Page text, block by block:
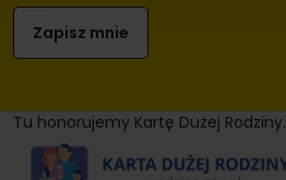
Tu honorujemy Kartę Dużej Rodziny.